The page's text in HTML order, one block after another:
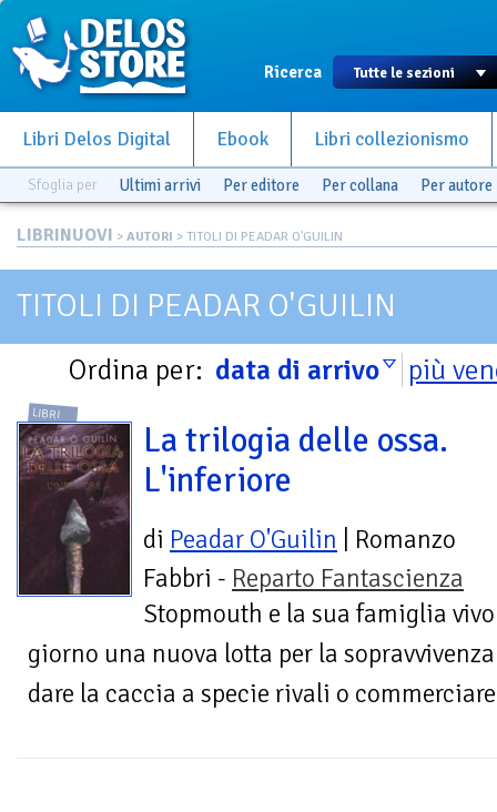
Ricerca
Libri Delos Digital Ebook Libri collezionismo
Sfoglia per Ultimi arrivi Per editore Per collana Per autore
LIBRINUOVI > AUTORI > TITOLI DI PEADAR O'GUILIN
TITOLI DI PEADAR O'GUILIN
Ordina per: data di arrivo più
LIBRI
La trilogia delle ossa.
L'inferiore
di Peadar O'Guilin | Romanzo
Fabbri - Reparto Fantascienza
Stopmouth e la sua famiglia
giorno una nuova lotta per la
dare la caccia a specie rivali o